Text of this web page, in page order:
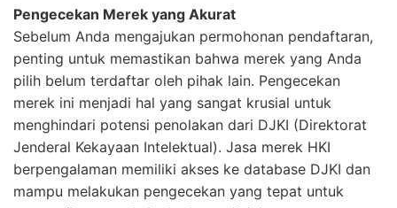
Pengecekan Merek yang Akurat
Sebelum Anda mengajukan permohonan pendaftaran,
penting untuk memastikan bahwa merek yang Anda
pilih belum terdaftar oleh pihak lain. Pengecekan
merek ini menjadi hal yang sangat krusial untuk
menghindari potensi penolakan dari DJKI (Direktorat
Jenderal Kekayaan Intelektual). Jasa merek HKI
berpengalaman memiliki akses ke database DJKI dan
mampu melakukan pengecekan yang tepat untuk